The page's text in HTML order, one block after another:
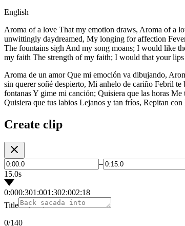
English
Aroma of a love That my emotion draws, Aroma of a
unwittingly daydreamed, My longing for affection
The fountains sigh And my song moans; I would like
my faith The strength of my faith; I would that your
Aroma de un amor Que mi emoción va dibujando,
sin querer soñé despierto, Mi anhelo de cariño Febril
fontanas Y gime mi canción; Quisiera que las horas
Quisiera que tus labios Lejanos y tan fríos, Repitan con
Create clip
–
15.0s
0:000:301:001:302:002:18
Title
0/140